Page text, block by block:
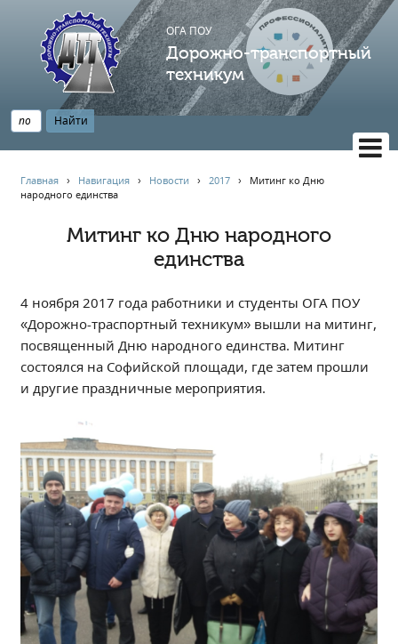
ОГА ПОУ
Дорожно-транспортный
техникум
НАВИГАЦИЯ
Главная
Профессионалитет
Опрос по качеству образования
Новости
Наблюдательный совет
Информация
Профориентация
Обращения онлайн
Контакты
Региональный центр по профилактике ДДТТ
Учебно-производственный комплекс
Центр карьеры
Противодействие коррупции
Всероссийское чемпионатное движение
Главная › Навигация › Новости ›2017 › Митинг ко Дню
народного единства
Митинг ко Дню народного
единства
4 ноября 2017 года работники и студенты ОГА ПОУ
«Дорожно-траспортный техникум» вышли на митинг,
посвященный Дню народного единства. Митинг
состоялся на Софийской площади, где затем прошли
и другие праздничные мероприятия.